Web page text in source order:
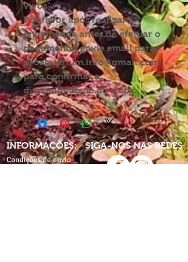
vivos".
Por favor após realizar a
encomenda antes de efetuar o
pagamento, envie email para
proaquarium.info@gmail.com
para confirmar a
disponibilidade do stock.
INFORMAÇÕES:
Condições de envio
SIGA-NOS NAS REDES